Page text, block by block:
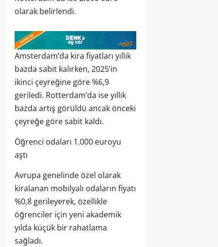
olarak belirlendi.
Amsterdam’da kira fiyatları yıllık
bazda sabit kalırken, 2025’in
ikinci çeyreğine göre %6,9
geriledi. Rotterdam’da ise yıllık
bazda artış görüldü ancak önceki
çeyreğe göre sabit kaldı.
Öğrenci odaları 1.000 euroyu
aştı
Avrupa genelinde özel olarak
kiralanan mobilyalı odaların fiyatı
%0,8 gerileyerek, özellikle
öğrenciler için yeni akademik
yılda küçük bir rahatlama
sağladı.